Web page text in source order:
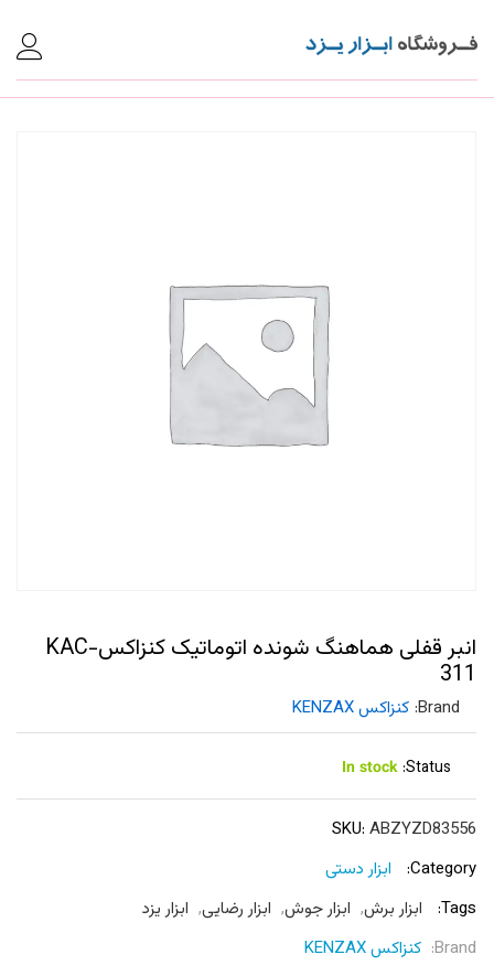
انبر قفلی هماهنگ شونده اتوماتیک کنزاکسKAC-
311
Brand: کنزاکس KENZAX
Status:
In stock
SKU: ABZYZD83556
Category:
ابزار دستی
Tags:
ابزار برش, ابزار جوش, ابزار رضایی, ابزار یزد
Brand: کنزاکس KENZAX